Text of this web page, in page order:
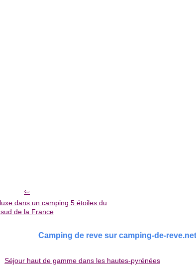
dans un camping 5 étoiles du
sud de la France
Camping de reve sur camping-de-
Séjour haut de gamme dans les hautes-pyrénées